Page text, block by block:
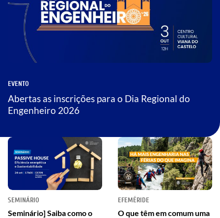
EVENTO
Abertas as inscrições para o Dia Regional do
Engenheiro 2026
SEMINÁRIO
Seminário] Saiba como o
EFEMÉRIDE
O que têm em comum uma